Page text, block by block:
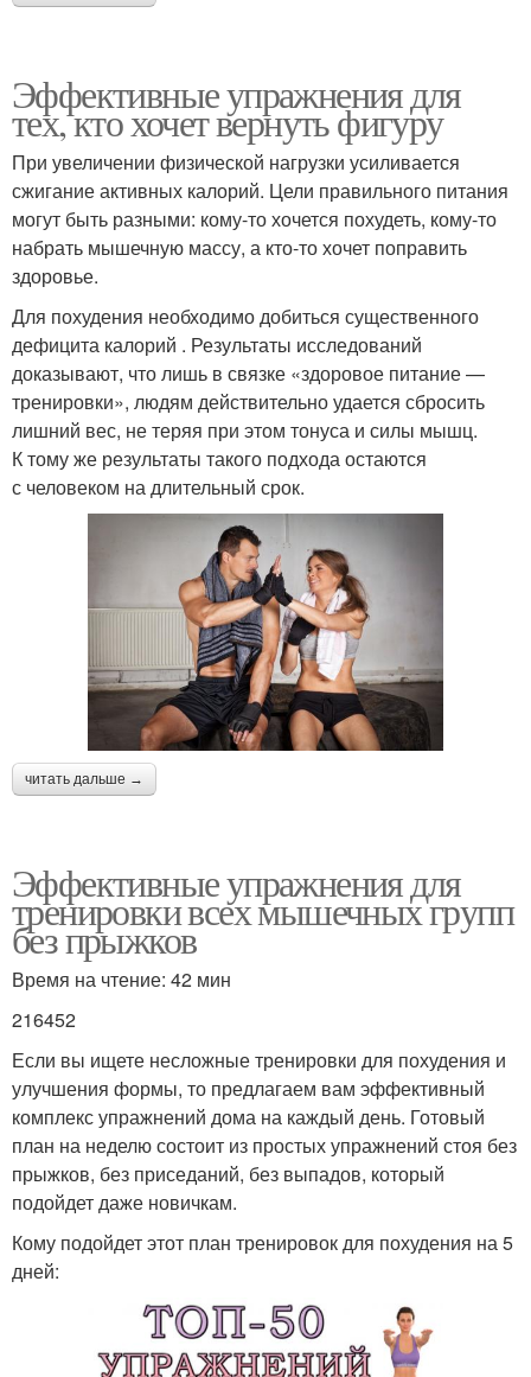
Эффективные упражнения для
тех, кто хочет вернуть фигуру
При увеличении физической нагрузки усиливается
сжигание активных калорий. Цели правильного питания
могут быть разными: кому-то хочется похудеть, кому-то
набрать мышечную массу, а кто-то хочет поправить
здоровье.
Для похудения необходимо добиться существенного
дефицита калорий . Результаты исследований
доказывают, что лишь в связке «здоровое питание —
тренировки», людям действительно удается сбросить
лишний вес, не теряя при этом тонуса и силы мышц.
К тому же результаты такого подхода остаются
с человеком на длительный срок.
читать дальше →
Эффективные упражнения для
тренировки всех мышечных групп
без прыжков
Время на чтение: 42 мин
216452
Если вы ищете несложные тренировки для похудения и
улучшения формы, то предлагаем вам эффективный
комплекс упражнений дома на каждый день. Готовый
план на неделю состоит из простых упражнений стоя без
прыжков, без приседаний, без выпадов, который
подойдет даже новичкам.
Кому подойдет этот план тренировок для похудения на 5
дней: